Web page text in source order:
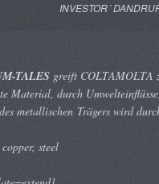
INVESTOR´
TALESgreift COLTAMOLTA
Material, durch
metallischen Trägers wird
steel